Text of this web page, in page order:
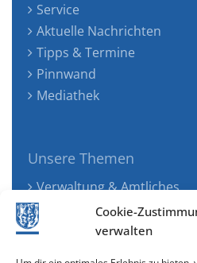
Cookie-
verwalten
Service
Aktuelle Nachrichten
Tipps & Termine
Pinnwand
Mediathek
Unsere Themen
Verwaltung & Amtliches
Jugend, Familie &
Tourismus, Freizeit &